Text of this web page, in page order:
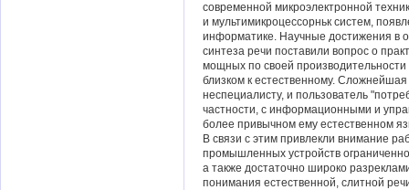
современной микроэлектронной
и мультимикроцессорньк систем,
информатике. Научные достижения в
синтеза речи поставили вопрос о
мощных по своей
близком к естественному.
неспециалисту, и пользователь
частности, с информационными и
более привычном ему естественном
В связи с этим привлекли внимание
промышленных устройств
а также достаточно широко
понимания естественной, слитной